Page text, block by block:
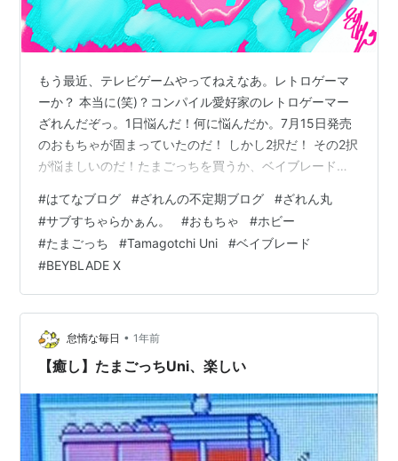
もう最近、テレビゲームやってねえなあ。レトロゲーマ
ーか？ 本当に(笑)？コンパイル愛好家のレトロゲーマー
ざれんだぞっ。1日悩んだ！何に悩んだか。7月15日発売
のおもちゃが固まっていたのだ！ しかし2択だ！ その2択
が悩ましいのだ！たまごっちを買うか、ベイブレードを
きなみみっちが初期キャラに登場。CMにも、公式の画像
にも沢山いて嬉し泣き。というか公式が、ばんぞー博士
とミカチューちゃんと覚えててより嬉しい。で、そもそ
も今回のデザインが素晴らしい！ 大好き過ぎる！そして
新作ベイブレードXがスタート。このスタートダッシュで
ゴリゴリにやったことがないの…
#はてなブログ #ざれんの不定期ブログ #ざれん丸
#サブすちゃらかぁん。 #おもちゃ #ホビー
#たまごっち #Tamagotchi Uni #ベイブレード
#BEYBLADE X
怠惰な毎日 • 1年前
【癒し】たまごっちUni、楽しい